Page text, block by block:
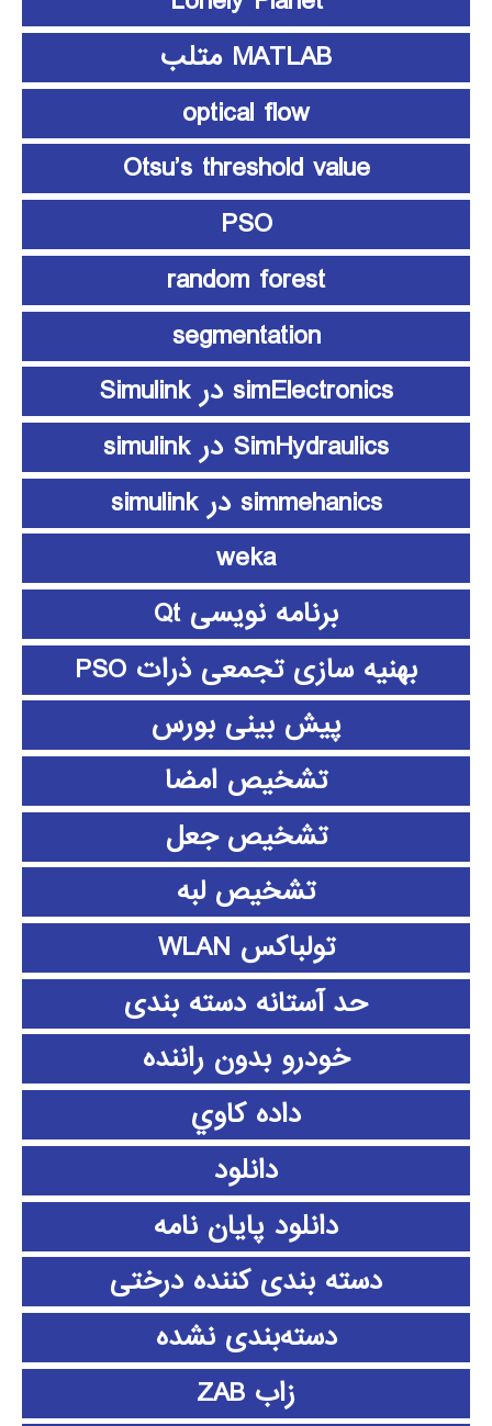
MATLAB متلب
optical flow
Otsu’s threshold value
PSO
random forest
segmentation
simElectronics در Simulink
SimHydraulics در simulink
simmehanics در simulink
weka
برنامه نویسی Qt
بهنیه سازی تجمعی ذرات PSO
پیش بینی بورس
تشخیص امضا
تشخیص جعل
تشخیص لبه
تولباکس WLAN
حد آستانه دسته بندی
خودرو بدون راننده
داده كاوي
دانلود
دانلود پايان نامه
دسته بندی کننده درختی
دسته‌بندی نشده
زاب ZAB